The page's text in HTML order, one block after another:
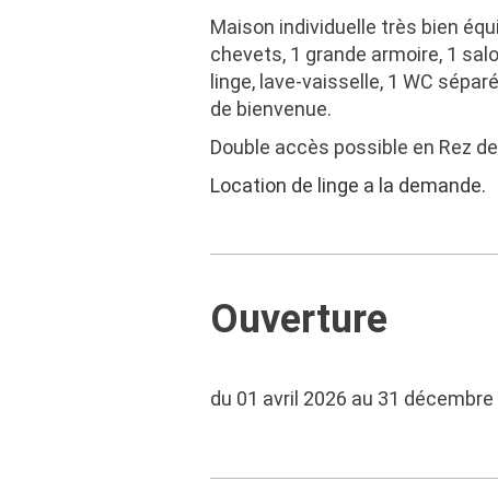
Maison individuelle très bien
chevets, 1 grande armoire, 1
linge, lave-vaisselle, 1 WC
de bienvenue.
Double accès possible en Rez
Location de linge a la demande.
Ouverture
du 01 avril 2026 au 31 décembre